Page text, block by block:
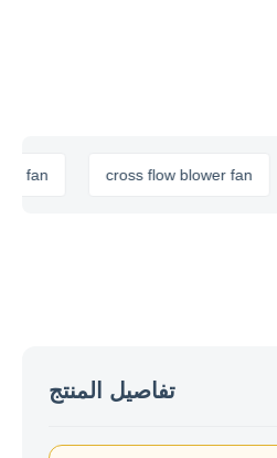
cross flow blower fan
تفاصيل المنتج